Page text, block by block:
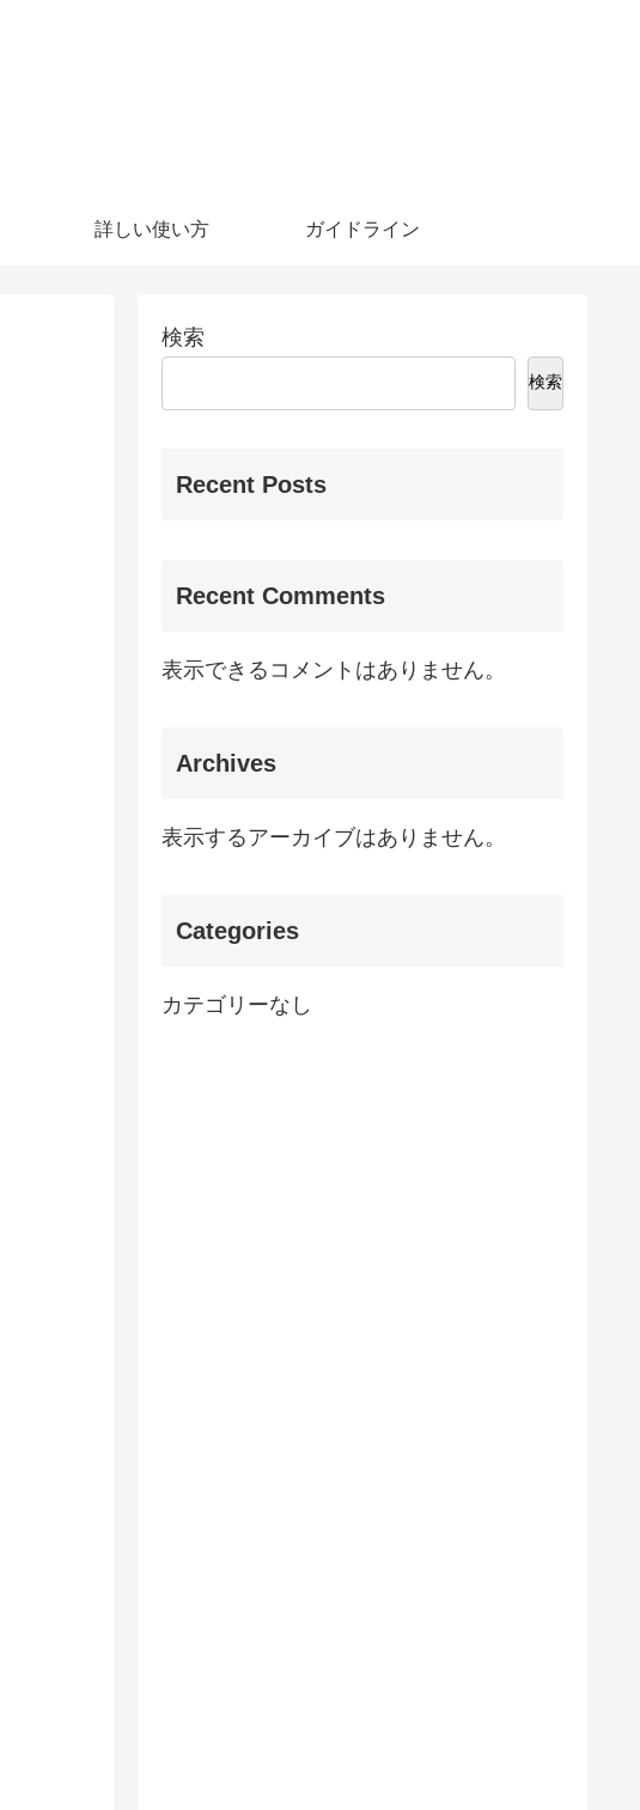
詳しい使い方 ガイドライン
検索
検索
Recent Posts
Recent Comments
表示できるコメントはありません。
Archives
表示するアーカイブはありません。
Categories
カテゴリーなし